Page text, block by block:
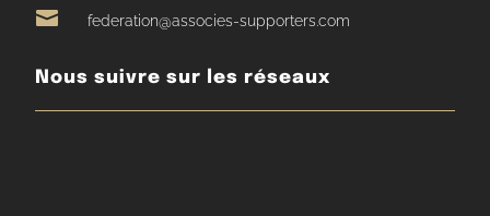
 federation@associes-supporters.com
Nous suivre sur les réseaux